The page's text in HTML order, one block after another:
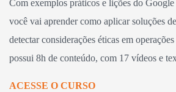
Com exemplos práticos e lições do
você vai aprender como aplicar soluções
detectar considerações éticas em
possui 8h de conteúdo, com 17 vídeos e
ACESSE O CURSO